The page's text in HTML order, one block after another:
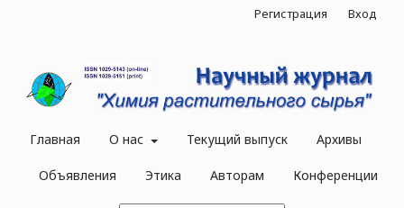
Главная О нас Текущий выпуск Архивы
Объявления Этика Авторам Конференции
Регистрация Вход